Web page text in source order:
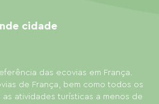
das ecovias em França.
de França, bem como todos os
atividades turísticas a menos de
cidade